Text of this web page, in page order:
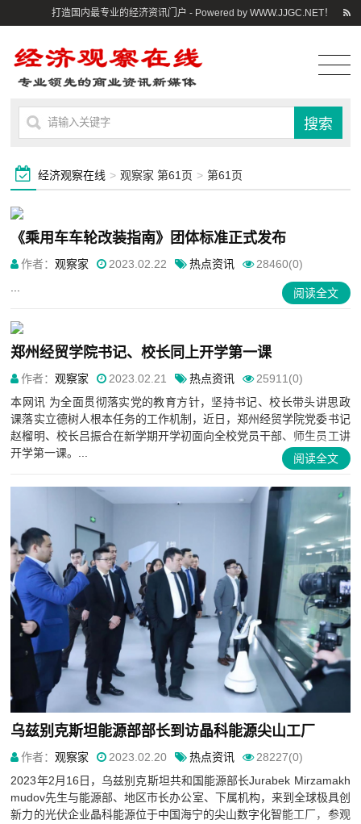
打造国内最专业的经济资讯门户 - Powered by WWW.JJGC.NET！
经济观察在线 > 观察家 第61页 > 第61页
《乘用车车轮改装指南》团体标准正式发布
作者：观察家 2023.02.22 热点资讯
28460(0)
阅读全文
郑州经贸学院书记、校长同上开学第一课
作者：观察家 2023.02.21 热点资讯
25911(0)
本网讯 为全面贯彻落实党的教育方针，坚持书记、校长带头讲思政
课落实立德树人根本任务的工作机制，近日，郑州经贸学院党委书记
赵榴明、校长吕振合在新学期开学初面向全校党员干部、师生员工讲
开学第一课。...
阅读全文
乌兹别克斯坦能源部部长到访晶科能源尖山工厂
作者：观察家 2023.02.20 热点资讯
28227(0)
2023年2月16日，乌兹别克斯坦共和国能源部长Jurabek Mirzamakh
mudov先生与能源部、地区市长办公室、下属机构，来到全球极具创
新力的光伏企业晶科能源位于中国海宁的尖山数字化智能工厂，参观